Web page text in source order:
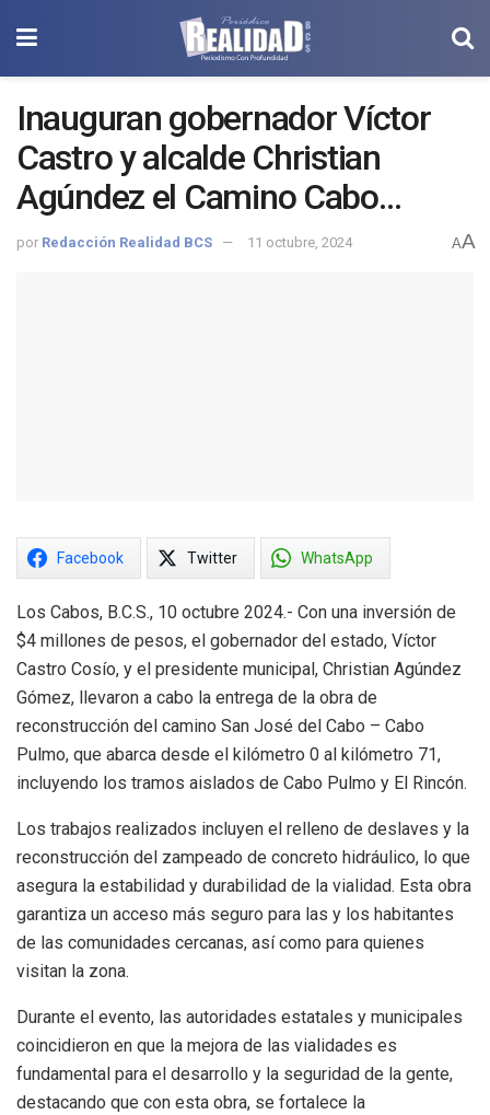
Inauguran gobernador Víctor
Castro y alcalde Christian
Agúndez el Camino Cabo
Pulmo
por Redacción Realidad BCS 11 octubre, 2024 AA
Facebook Twitter WhatsApp
Los Cabos, B.C.S., 10 octubre 2024.- Con una inversión de
$4 millones de pesos, el gobernador del estado, Víctor
Castro Cosío, y el presidente municipal, Christian Agúndez
Gómez, llevaron a cabo la entrega de la obra de
reconstrucción del camino San José del Cabo – Cabo
Pulmo, que abarca desde el kilómetro 0 al kilómetro 71,
incluyendo los tramos aislados de Cabo Pulmo y El Rincón.
Los trabajos realizados incluyen el relleno de deslaves y la
reconstrucción del zampeado de concreto hidráulico, lo que
asegura la estabilidad y durabilidad de la vialidad. Esta obra
garantiza un acceso más seguro para las y los habitantes
de las comunidades cercanas, así como para quienes
visitan la zona.
Durante el evento, las autoridades estatales y municipales
coincidieron en que la mejora de las vialidades es
fundamental para el desarrollo y la seguridad de la gente,
destacando que con esta obra, se fortalece la